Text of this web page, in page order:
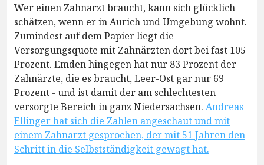
Wer einen Zahnarzt braucht, kann sich glücklich
schätzen, wenn er in Aurich und Umgebung wohnt.
Zumindest auf dem Papier liegt die
Versorgungsquote mit Zahnärzten dort bei fast 105
Prozent. Emden hingegen hat nur 83 Prozent der
Zahnärzte, die es braucht, Leer-Ost gar nur 69
Prozent - und ist damit der am schlechtesten
versorgte Bereich in ganz Niedersachsen. Andreas
Ellinger hat sich die Zahlen angeschaut und mit
einem Zahnarzt gesprochen, der mit 51 Jahren den
Schritt in die Selbstständigkeit gewagt hat.